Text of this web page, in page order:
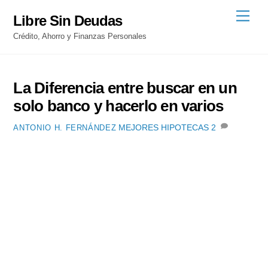
content
Libre Sin Deudas
Crédito, Ahorro y Finanzas Personales
La Diferencia entre buscar en un
solo banco y hacerlo en varios
ANTONIO H. FERNÁNDEZ MEJORES HIPOTECAS 2